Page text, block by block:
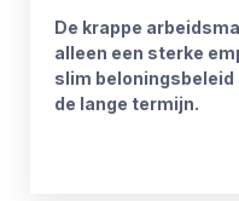
De krappe
alleen een sterke
slim beloningsbeleid
de lange termijn.